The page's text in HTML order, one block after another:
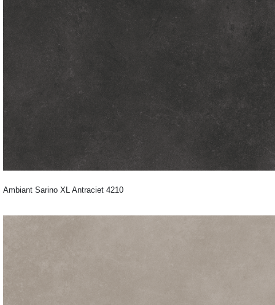
Ambiant Sarino XL Antraciet 4210